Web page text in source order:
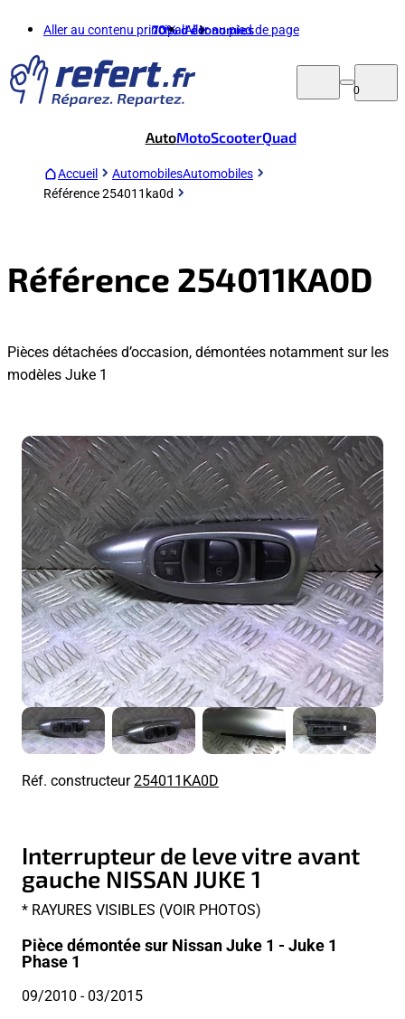
Aller au contenu principalAller au pied de page
70%d'économies
0
AutoMotoScooterQuad
Accueil AutomobilesAutomobiles
Référence 254011ka0d
Référence 254011KA0D
Pièces détachées d’occasion, démontées notamment sur les
modèles Juke 1
Réf. constructeur254011KA0D
Interrupteur de leve vitre avant
gauche NISSAN JUKE 1
* RAYURES VISIBLES (VOIR PHOTOS)
Pièce démontée sur Nissan Juke 1 - Juke 1
Phase 1
09/2010 - 03/2015